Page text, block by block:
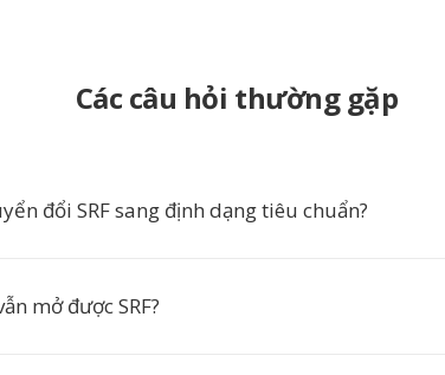
Các câu hỏi thường gặp
đổi SRF sang định dạng tiêu chuẩn?
mở được SRF?